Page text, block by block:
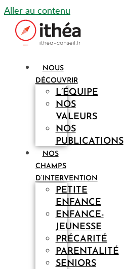
Aller au contenu
NOUS
DÉCOUVRIR
L’ÉQUIPE
NOS
VALEURS
NOS
PUBLICATIONS
NOS
CHAMPS
D’INTERVENTION
PETITE
ENFANCE
ENFANCE-
JEUNESSE
PRÉCARITÉ
PARENTALITÉ
SENIORS